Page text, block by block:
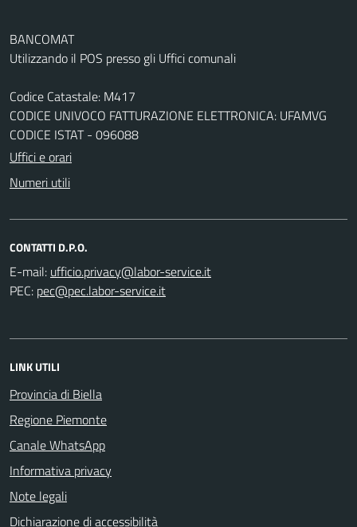
BANCOMAT
Utilizzando il POS presso gli Uffici comunali
Codice Catastale: M417
CODICE UNIVOCO FATTURAZIONE ELETTRONICA: UFAMVG
CODICE ISTAT - 096088
Uffici e orari
Numeri utili
CONTATTI D.P.O.
E-mail:
PEC:
LINK UTILI
Provincia di Biella
Regione Piemonte
Canale WhatsApp
Informativa privacy
Note legali
Dichiarazione di accessibilità